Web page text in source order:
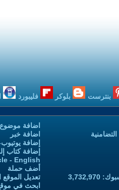
بنترست بلوكر فليبورد
اضافة
اضافة خبر
إضافة
إضافة كتاب
- English
أضف حملة
تعديل
ابحث في